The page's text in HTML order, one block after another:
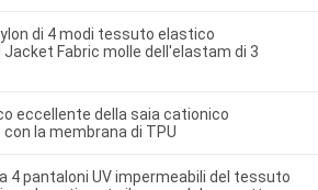
di 4 modi tessuto elastico
Jacket Fabric molle dell'elastam di 3
eccellente della saia cationico
la membrana di TPU
4 pantaloni UV impermeabili del tessuto